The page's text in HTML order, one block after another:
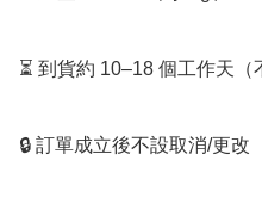
⏳ 到貨約 10–18 個工作天（
🔒 訂單成立後不設取消/更改